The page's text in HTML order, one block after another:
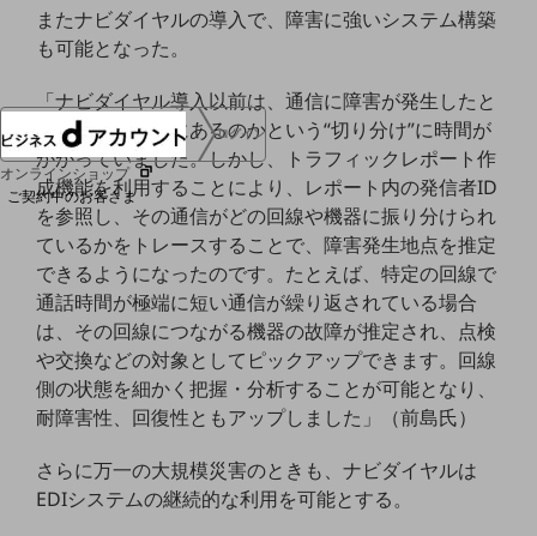
NTTドコモグループ
ログイン
オンラインショップ
ご契約中のお客さま
サービス別サポート情報
ご契約中サービスの一元管理
Web明細(ビリングステーション)
またナビダイヤルの導入で、障害に強いシステム構築
も可能となった。
「ナビダイヤル導入以前は、通信に障害が発生したと
き、問題がどこにあるのかという“切り分け”に時間が
かかっていました。しかし、トラフィックレポート作
成機能を利用することにより、レポート内の発信者ID
を参照し、その通信がどの回線や機器に振り分けられ
ているかをトレースすることで、障害発生地点を推定
できるようになったのです。たとえば、特定の回線で
通話時間が極端に短い通信が繰り返されている場合
は、その回線につながる機器の故障が推定され、点検
や交換などの対象としてピックアップできます。回線
側の状態を細かく把握・分析することが可能となり、
耐障害性、回復性ともアップしました」（前島氏）
さらに万一の大規模災害のときも、ナビダイヤルは
EDIシステムの継続的な利用を可能とする。